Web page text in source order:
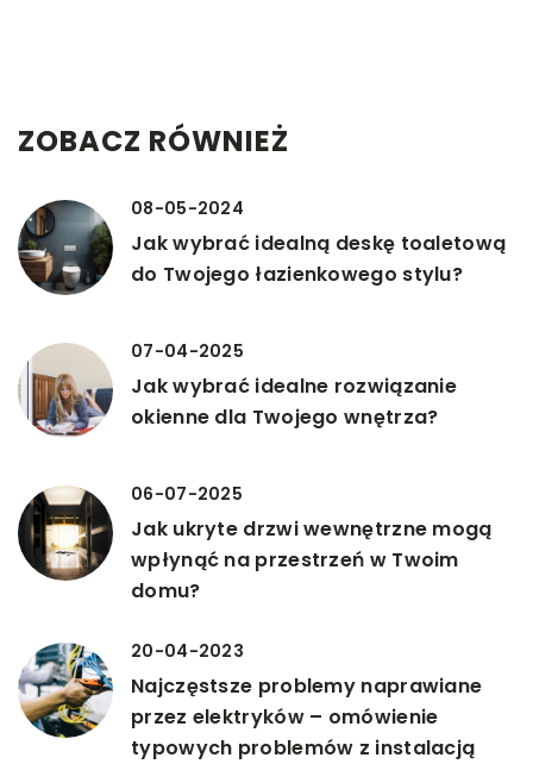
ZOBACZ RÓWNIEŻ
08-05-2024
Jak wybrać idealną deskę toaletową
do Twojego łazienkowego stylu?
07-04-2025
Jak wybrać idealne rozwiązanie
okienne dla Twojego wnętrza?
06-07-2025
Jak ukryte drzwi wewnętrzne mogą
wpłynąć na przestrzeń w Twoim
domu?
20-04-2023
Najczęstsze problemy naprawiane
przez elektryków – omówienie
typowych problemów z instalacją